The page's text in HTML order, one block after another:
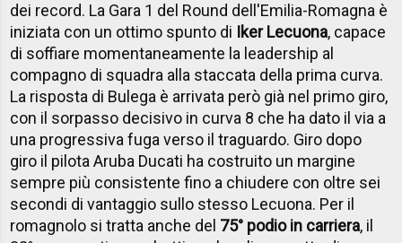
dei record. La Gara 1 del Round dell'Emilia-Romagna è
iniziata con un ottimo spunto di Iker Lecuona, capace
di soffiare momentaneamente la leadership al
compagno di squadra alla staccata della prima curva.
La risposta di Bulega è arrivata però già nel primo giro,
con il sorpasso decisivo in curva 8 che ha dato il via a
una progressiva fuga verso il traguardo. Giro dopo
giro il pilota Aruba Ducati ha costruito un margine
sempre più consistente fino a chiudere con oltre sei
secondi di vantaggio sullo stesso Lecuona. Per il
romagnolo si tratta anche del 75° podio in carriera, il